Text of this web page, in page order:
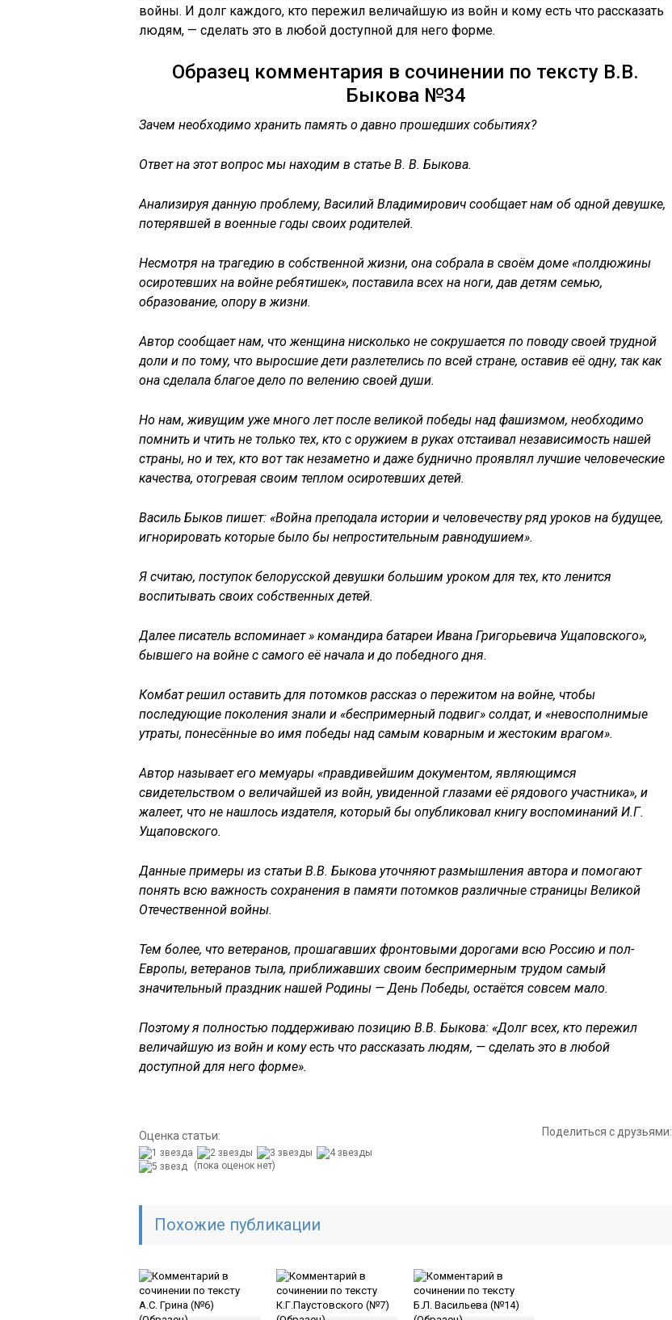
войны. И долг каждого, кто пережил величайшую из войн и кому есть что рассказать
людям, — сделать это в любой доступной для него форме.
Образец комментария в сочинении по тексту В.В.
Быкова №34
Зачем необходимо хранить память о давно прошедших событиях?
Ответ на этот вопрос мы находим в статье В. В. Быкова.
Анализируя данную проблему, Василий Владимирович сообщает нам об одной девушке,
потерявшей в военные годы своих родителей.
Несмотря на трагедию в собственной жизни, она собрала в своём доме «полдюжины
осиротевших на войне ребятишек», поставила всех на ноги, дав детям семью,
образование, опору в жизни.
Автор сообщает нам, что женщина нисколько не сокрушается по поводу своей трудной
доли и по тому, что выросшие дети разлетелись по всей стране, оставив её одну, так как
она сделала благое дело по велению своей души.
Но нам, живущим уже много лет после великой победы над фашизмом, необходимо
помнить и чтить не только тех, кто с оружием в руках отстаивал независимость нашей
страны, но и тех, кто вот так незаметно и даже буднично проявлял лучшие человеческие
качества, отогревая своим теплом осиротевших детей.
Василь Быков пишет: «Война преподала истории и человечеству ряд уроков на будущее,
игнорировать которые было бы непростительным равнодушием».
Я считаю, поступок белорусской девушки большим уроком для тех, кто ленится
воспитывать своих собственных детей.
Далее писатель вспоминает » командира батареи Ивана Григорьевича Ущаповского»,
бывшего на войне с самого её начала и до победного дня.
Комбат решил оставить для потомков рассказ о пережитом на войне, чтобы
последующие поколения знали и «беспримерный подвиг» солдат, и «невосполнимые
утраты, понесённые во имя победы над самым коварным и жестоким врагом».
Автор называет его мемуары «правдивейшим документом, являющимся
свидетельством о величайшей из войн, увиденной глазами её рядового участника», и
жалеет, что не нашлось издателя, который бы опубликовал книгу воспоминаний И.Г.
Ущаповского.
Данные примеры из статьи В.В. Быкова уточняют размышления автора и помогают
понять всю важность сохранения в памяти потомков различные страницы Великой
Отечественной войны.
Тем более, что ветеранов, прошагавших фронтовыми дорогами всю Россию и пол-
Европы, ветеранов тыла, приближавших своим беспримерным трудом самый
значительный праздник нашей Родины — День Победы, остаётся совсем мало.
Поэтому я полностью поддерживаю позицию В.В. Быкова: «Долг всех, кто пережил
величайшую из войн и кому есть что рассказать людям, — сделать это в любой
доступной для него форме».
Оценка статьи:
(пока оценок нет)
Поделиться с друзьями:
Похожие публикации